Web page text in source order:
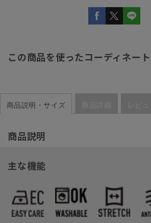
この商品を使ったコーディネート
商品説明・サイズ 商品詳細 レビュ
商品説明
主な機能